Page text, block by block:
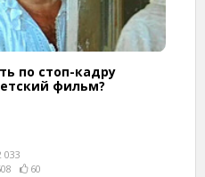
по стоп-кадру
фильм?
60